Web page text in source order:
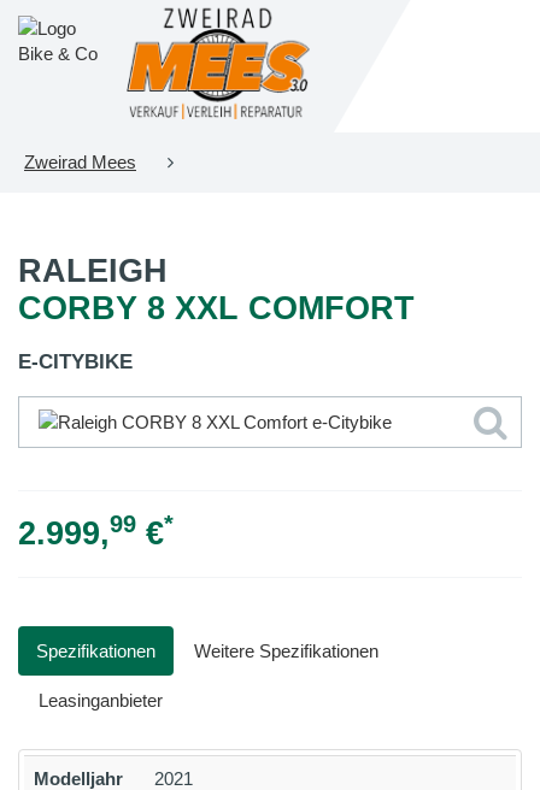
Zweirad Mees
RALEIGH
CORBY 8 XXL COMFORT
E-CITYBIKE
2.999,99 €*
Spezifikationen Weitere Spezifikationen
Leasinganbieter
Modelljahr 2021